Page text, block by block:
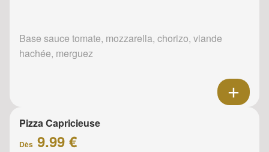
Base sauce tomate, mozzarella, chorizo, viande
hachée, merguez
Pizza Capricieuse
Dès 9.99 €